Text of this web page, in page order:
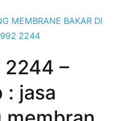
–
: jasa